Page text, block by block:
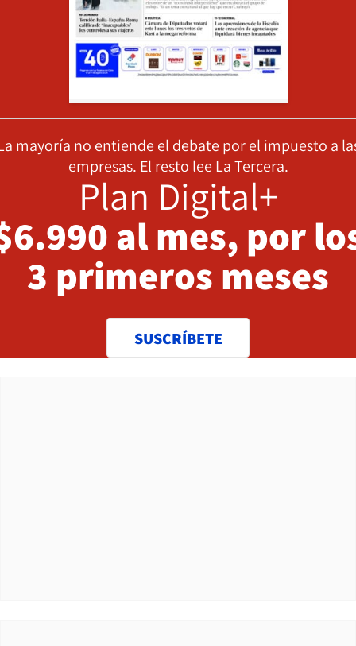
mayoría no entiende el debate por el impuesto a
empresas. El resto lee La Tercera.
Plan Digital+
al mes, por
3 primeros meses
SUSCRÍBETE